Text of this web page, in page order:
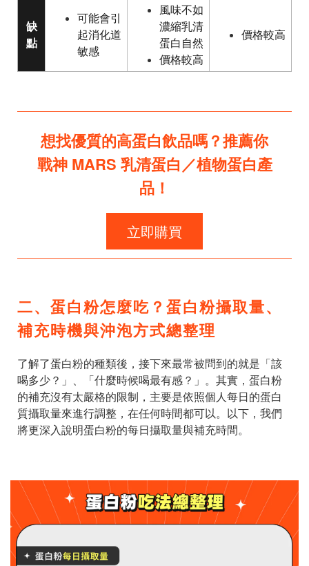
缺
點
可能會引
起消化道
敏感
風味不如
濃縮乳清
蛋白自然
價格較高
價格較高
想找優質的高蛋白飲品嗎？推薦你
戰神 MARS 乳清蛋白／植物蛋白產
品！
立即購買
二、蛋白粉怎麼吃？蛋白粉攝取量、
補充時機與沖泡方式總整理
了解了蛋白粉的種類後，接下來最常被問到的就是「該
喝多少？」、「什麼時候喝最有感？」。其實，蛋白粉
的補充沒有太嚴格的限制，主要是依照個人每日的蛋白
質攝取量來進行調整，在任何時間都可以。以下，我們
將更深入說明蛋白粉的每日攝取量與補充時間。